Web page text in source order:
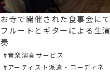
お寺で開催された食事会にて
フルートとギターによる生演
奏
#音楽演奏サービス
#アーティスト派遣・コーディネ